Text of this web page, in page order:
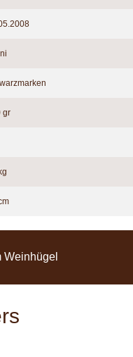
gr
Weinhügel